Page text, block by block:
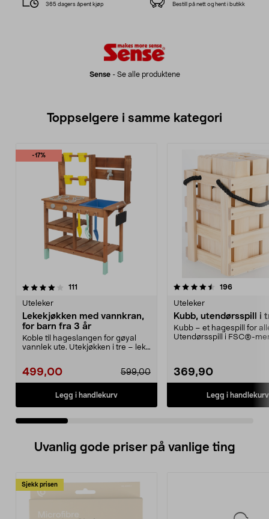
Sense- Se alle produktene
365 dagers åpent kjøp Bestill på nett og hent i butikk
Toppselgere i samme kategori
-17%
111
Uteleker
Lekekjøkken med vannkran,
for barn fra 3 år
Koble til hageslangen for gøyal
vannlek ute. Utekjøkken i tre – lek
499,00 599,00
Legg i handlekurv
4.5 av 5 stjerner 196
Uteleker
Kubb, utendørsspill i
Kubb – et hagespill for
Utendørsspill i FSC®-
369,90
Legg i handlekurv
4.5 av 5 stjerner
Uvanlig gode priser på vanlige ting
Sjekk prisen